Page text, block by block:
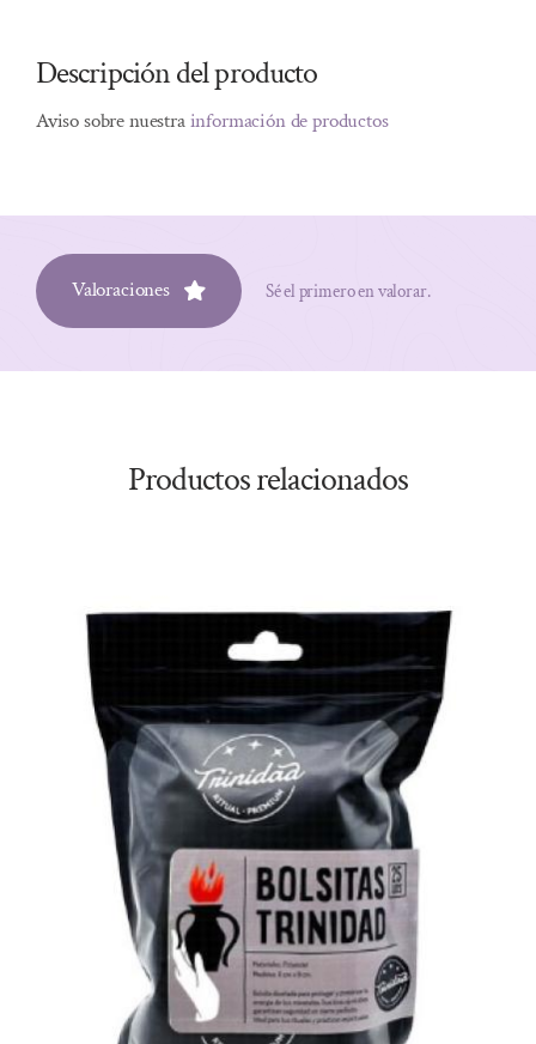
Descripción del producto
Aviso sobre nuestrainformación de productos
Valoraciones Sé el primero en valorar.
Productos relacionados